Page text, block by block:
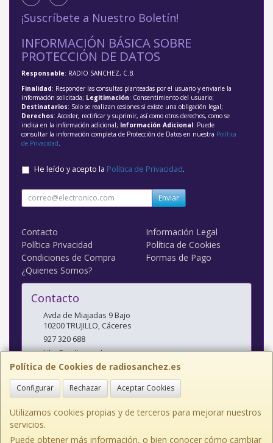
Política de Cookies de radiosanchez.es
Configurar Rechazar Aceptar Cookies
Utilizamos cookies propias y de terceros para mejorar nuestros
servicios.
Puede obtener más información, o bien conocer cómo cambiar
¡Suscríbete a Nuestro Boletín!
INFORMACIÓN BÁSICA SOBRE
PROTECCIÓN DE DATOS
Responsable: RADIO SANCHEZ, C.B.
Finalidad: Responder las consultas planteadas por el usuario y enviarle la
información solicitada; Legitimación: Consentimiento del usuario;
Destinatarios: Solo se realizan cesiones si existe una obligación legal;
Derechos: Acceder, rectificar y suprimir, así como otros derechos, como se
indica en la información adicional; Información Adicional: Puede
consultar la información completa de Protección de Datos en nuestra Política
de Privacidad.
He leído y acepto la Política de Privacidad.
Enviar
Contacto
Información Legal
Política Privacidad
Política de Cookies
Condiciones de Compra
Formas de Pago
¿Quienes Somos?
Contacto
Avda de Miajadas 9 Bajo
10200TRUJILLO, Cáceres
927 320 688
kiko@radiosanchez.com
Horario
Mañanas: 9,30 - 2 Tardes: 5 - 8,30